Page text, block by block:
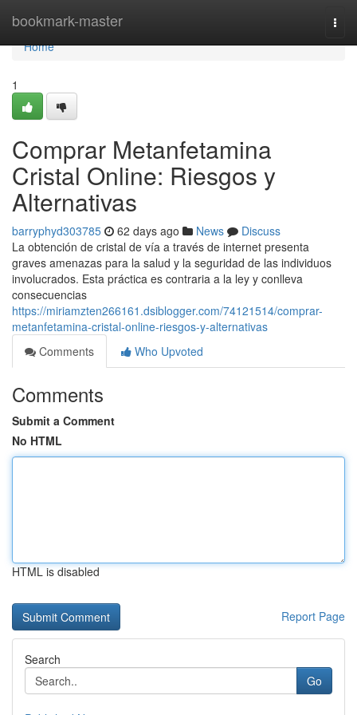
bookmark-master
Home
Home
1
Comprar Metanfetamina
Cristal Online: Riesgos y
Alternativas
barryphyd303785 62 days ago News
Discuss
La obtención de cristal de vía a través de internet presenta
graves amenazas para la salud y la seguridad de las individuos
involucrados. Esta práctica es contraria a la ley y conlleva
consecuencias
https://miriamzten266161.dsiblogger.com/74121514/comprar-
metanfetamina-cristal-online-riesgos-y-alternativas
Comments
Who Upvoted
Comments
Submit a Comment
No HTML
HTML is disabled
Report Page
Search
Go